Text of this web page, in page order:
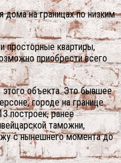
на границах по низким
просторные квартиры,
приобрести всего
объекта. Это бывшее
городе на границе
построек, ранее
таможни,
с нынешнего момента до